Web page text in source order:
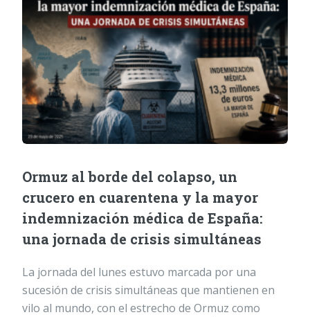
Ormuz al borde del colapso, un
crucero en cuarentena y la mayor
indemnización médica de España:
una jornada de crisis simultáneas
La jornada del lunes estuvo marcada por una
sucesión de crisis simultáneas que mantienen en
vilo al mundo, con el estrecho de Ormuz como